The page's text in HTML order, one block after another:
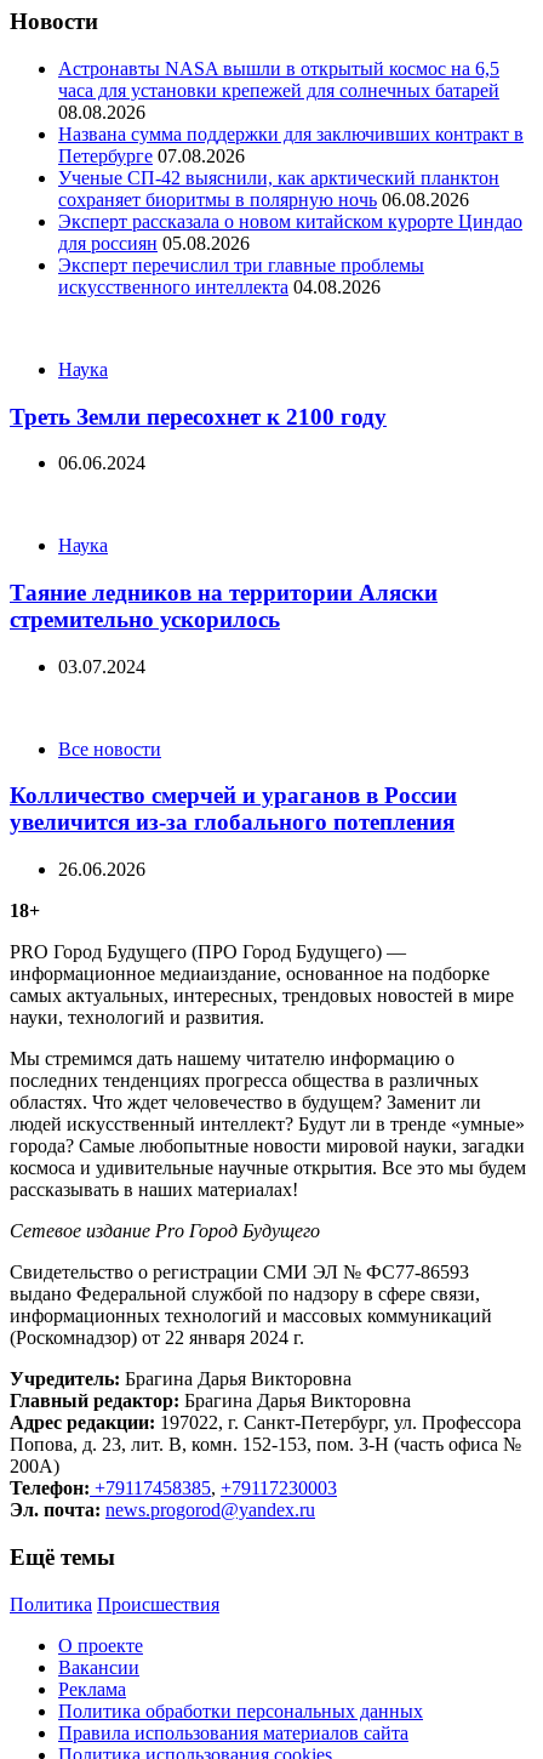
Новости
Астронавты NASA вышли в открытый космос на 6,5
часа для установки крепежей для солнечных батарей
08.08.2026
Названа сумма поддержки для заключивших контракт в
Петербурге 07.08.2026
Ученые СП-42 выяснили, как арктический планктон
сохраняет биоритмы в полярную ночь 06.08.2026
Эксперт рассказала о новом китайском курорте Циндао
для россиян 05.08.2026
Эксперт перечислил три главные проблемы
искусственного интеллекта 04.08.2026
Categories
Наука
Треть Земли пересохнет к 2100 году
06.06.2024
Categories
Наука
Таяние ледников на территории Аляски
стремительно ускорилось
03.07.2024
CategoriesВсе новости
Колличество смерчей и ураганов в России
увеличится из-за глобального потепления
26.06.2026
18+
PRO Город Будущего (ПРО Город Будущего) —
информационное медиаиздание, основанное на подборке
самых актуальных, интересных, трендовых новостей в мире
науки, технологий и развития.
Мы стремимся дать нашему читателю информацию о
последних тенденциях прогресса общества в различных
областях. Что ждет человечество в будущем? Заменит ли
людей искусственный интеллект? Будут ли в тренде «умные»
города? Самые любопытные новости мировой науки, загадки
космоса и удивительные научные открытия. Все это мы будем
рассказывать в наших материалах!
Сетевое издание Рrо Город Будущего
Свидетельство о регистрации СМИ ЭЛ № ФС77-86593
выдано Федеральной службой по надзору в сфере связи,
информационных технологий и массовых коммуникаций
(Роскомнадзор) от 22 января 2024 г.
Учредитель: Брагина Дарья Викторовна
Главный редактор: Брагина Дарья Викторовна
Адрес редакции: 197022, г. Санкт-Петербург, ул. Профессора
Попова, д. 23, лит. В, комн. 152-153, пом. 3-Н (часть офиса №
200А)
Телефон: +79117458385, +79117230003
Эл. почта: news.progorod@yandex.ru
Ещё темы
Политика Происшествия
О проекте
Вакансии
Реклама
Политика обработки персональных данных
Правила использования материалов сайта
Политика использования cookies